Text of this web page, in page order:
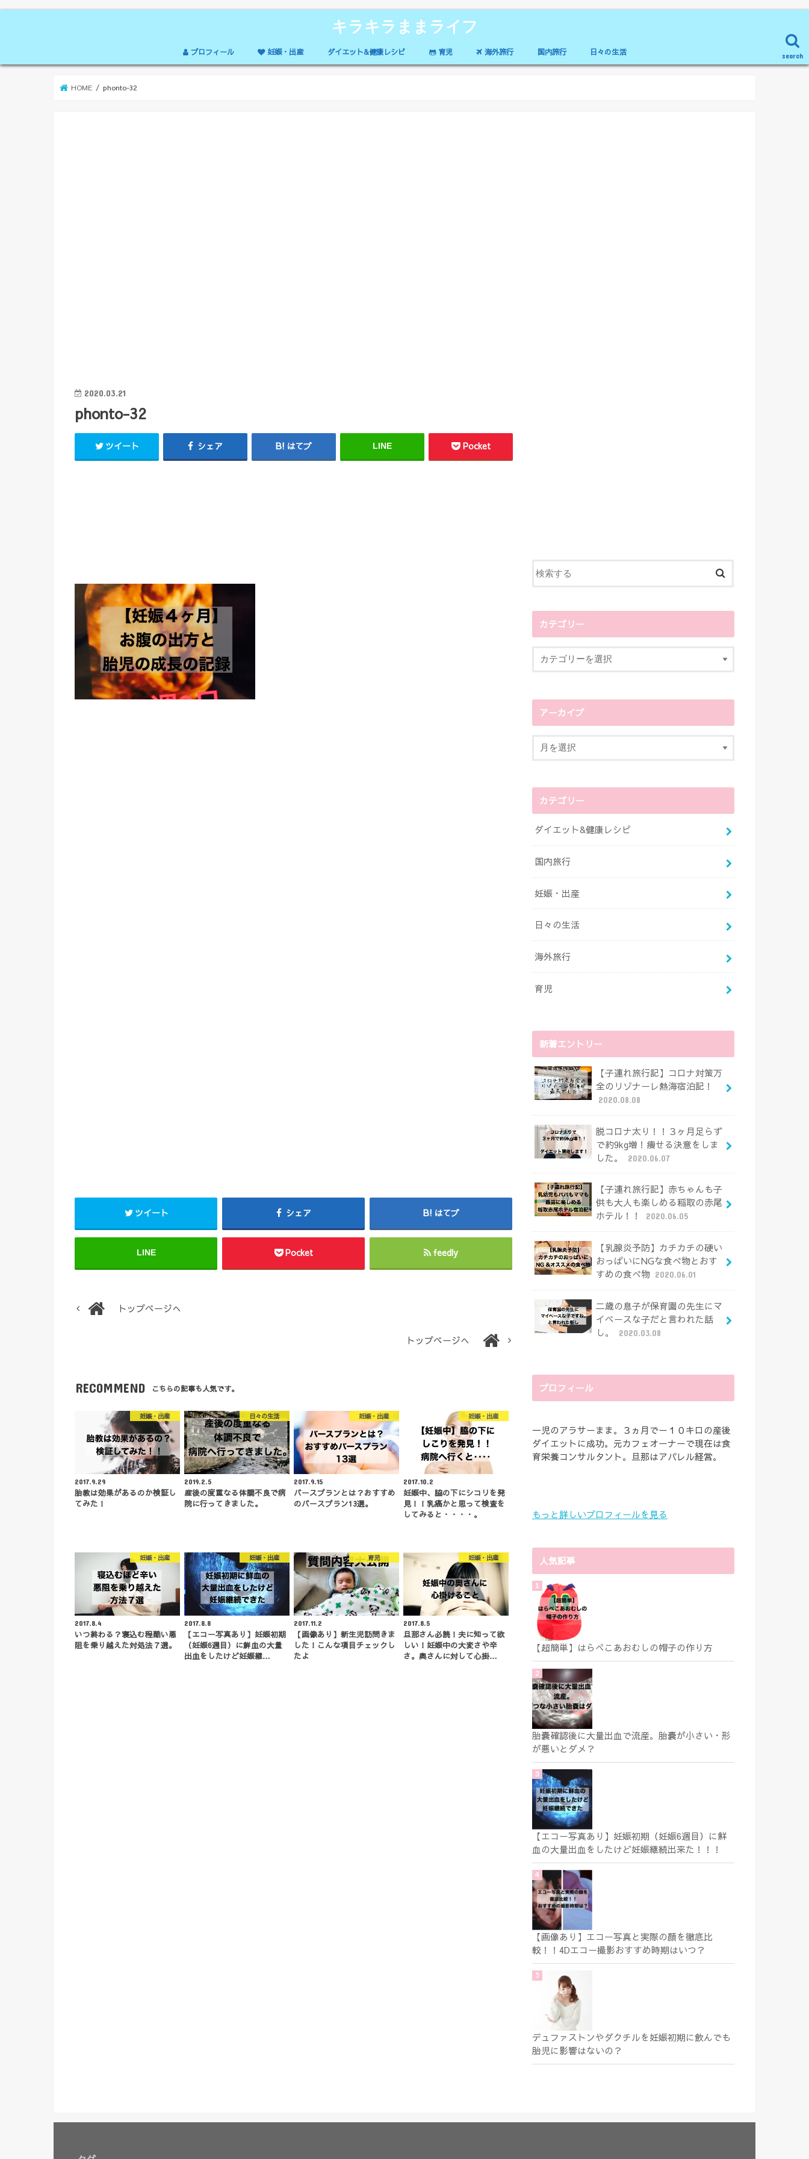
キラキラままライフ
search
プロフィール 妊娠・出産 ダイエット&健康レシピ 育児 海外旅行 国内旅行 日々の生活
HOME phonto-32
2020.03.21
phonto-32
ツイート シェア はてブ LINE Pocket
ツイート シェア はてブ
LINE Pocket feedly
トップページへ
トップページへ
RECOMMEND こちらの記事も人気です。
妊娠・出産
2017.9.29
胎教は効果があるのか検証し
てみた！
日々の生活
2019.2.5
産後の度重なる体調不良で病
院に行ってきました。
妊娠・出産
2017.9.15
バースプランとは？おすすめ
のバースプラン13選。
妊娠・出産
2017.10.2
妊娠中、脇の下にシコリを発
見！！乳癌かと思って検査を
してみると・・・・。
妊娠・出産
2017.8.4
いつ終わる？寝込む程酷い悪
阻を乗り越えた対処法７選。
妊娠・出産
2017.8.8
【エコー写真あり】妊娠初期
（妊娠6週目）に鮮血の大量
出血をしたけど妊娠継…
育児
2017.11.2
【画像あり】新生児訪問きま
した！こんな項目チェックし
たよ
妊娠・出産
2017.8.5
旦那さん必読！夫に知って欲
しい！妊娠中の大変さや辛
さ。奥さんに対して心掛…
カテゴリー
アーカイブ
カテゴリー
ダイエット&健康レシピ
国内旅行
妊娠・出産
日々の生活
海外旅行
育児
新着エントリー
【子連れ旅行記】コロナ対策万
全のリゾナーレ熱海宿泊記！
2020.08.08
脱コロナ太り！！３ヶ月足らず
で約9kg増！痩せる決意をしま
した。
2020.06.07
【子連れ旅行記】赤ちゃんも子
供も大人も楽しめる稲取の赤尾
ホテル！！
2020.06.05
【乳腺炎予防】カチカチの硬い
おっぱいにNGな食べ物とおす
すめの食べ物 2020.06.01
二歳の息子が保育園の先生にマ
イペースな子だと言われた話
し。
2020.03.08
プロフィール
一児のアラサーまま。３ヵ月でー１０キロの産後
ダイエットに成功。元カフェオーナーで現在は食
育栄養コンサルタント。旦那はアパレル経営。
もっと詳しいプロフィールを見る
人気記事
【超簡単】はらぺこあおむしの帽子の作り方
胎嚢確認後に大量出血で流産。胎嚢が小さい・形
が悪いとダメ？
【エコー写真あり】妊娠初期（妊娠6週目）に鮮
血の大量出血をしたけど妊娠継続出来た！！！
【画像あり】エコー写真と実際の顔を徹底比
較！！4Dエコー撮影おすすめ時期はいつ？
デュファストンやダクチルを妊娠初期に飲んでも
胎児に影響はないの？